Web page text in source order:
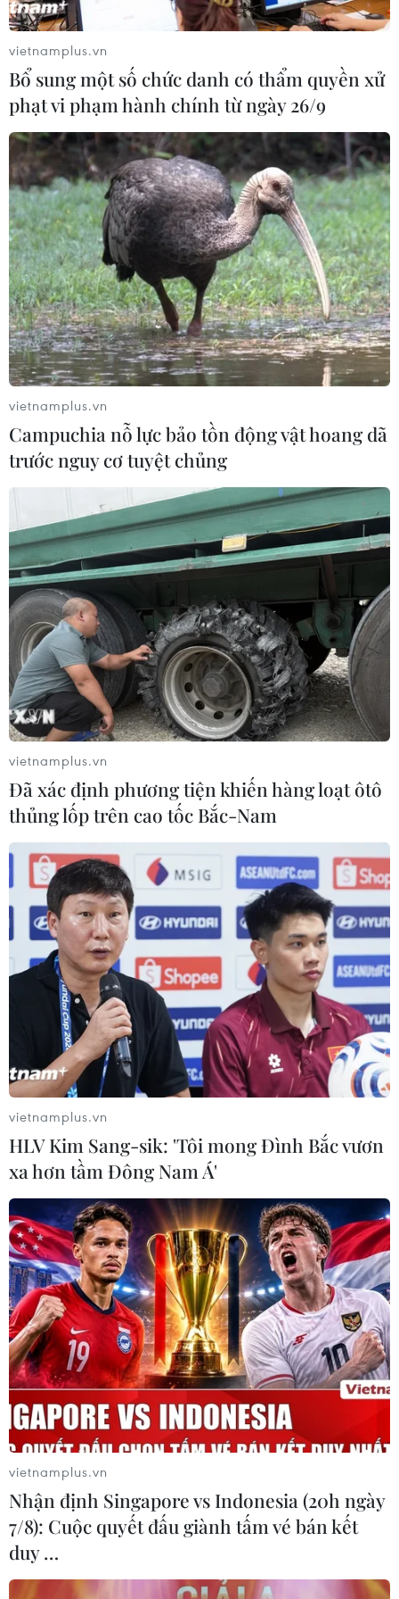
Va chạm liên hoàn giữa 5 xe ôtô, cao tốc
Phan Thiết-Dầu Giây ùn tắc dài 6km
02/05/2026 12:57
Vụ tai nạn liên hoàn chiều 2/5 không gây thương vong
nhưng khiến tuyến cao tốc ùn dài 6km trong thời gian
dài, cơ quan chức năng khuyến cáo tài xế tuân thủ
khoảng cách và lựa chọn lộ trình phù hợp.
vietnamplus.vn
Bổ sung một số chức danh có thẩm quyền xử
phạt vi phạm hành chính từ ngày 26/9
vietnamplus.vn
Campuchia nỗ lực bảo tồn động vật hoang dã
trước nguy cơ tuyệt chủng
vietnamplus.vn
Đã xác định phương tiện khiến hàng loạt ôtô
thủng lốp trên cao tốc Bắc-Nam
vietnamplus.vn
HLV Kim Sang-sik: 'Tôi mong Đình Bắc vươn
xa hơn tầm Đông Nam Á'
vietnamplus.vn
Nhận định Singapore vs Indonesia (20h ngày
7/8): Cuộc quyết đấu giành tấm vé bán kết
duy …